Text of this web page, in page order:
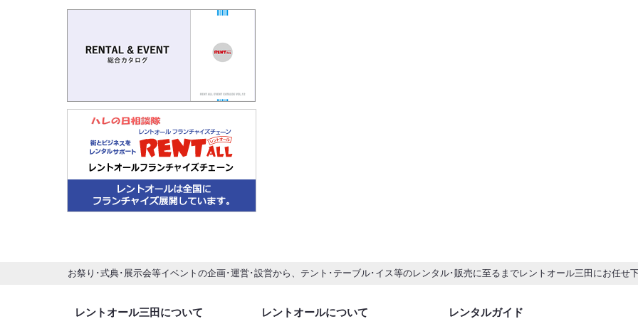
お祭り･式典･展示会等イベントの企画･運営･設営から、テント･テーブル･イス等のレンタル･販売に至るまでレントオール三田にお任せ
レントオール三田について レントオールについて レンタルガイド